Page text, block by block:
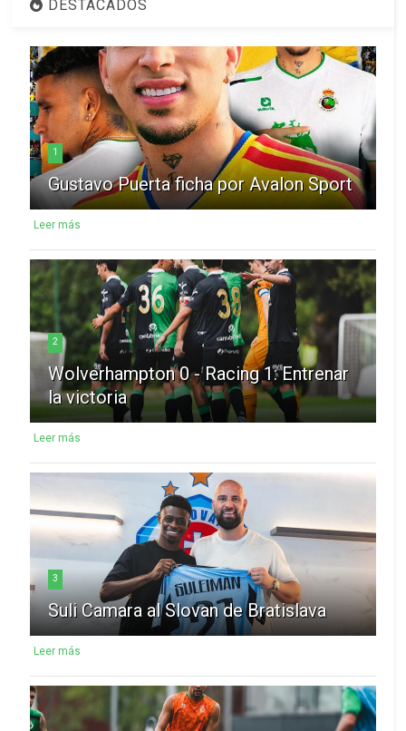
DESTACADOS
1
Gustavo Puerta ficha por Avalon Sport
Leer más
2
Wolverhampton 0 - Racing 1: Entrenar
la victoria
Leer más
3
Suli Camara al Slovan de Bratislava
Leer más